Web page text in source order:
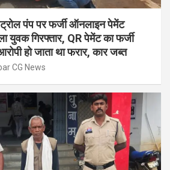
पंप पर फर्जी ऑनलाइन पेमेंट
युवक गिरफ्तार, QR पेमेंट का फर्जी
हो जाता था फरार, कार जब्त
CG News